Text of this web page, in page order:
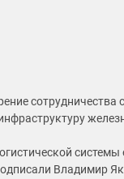
сотрудничества
системы
Владимир